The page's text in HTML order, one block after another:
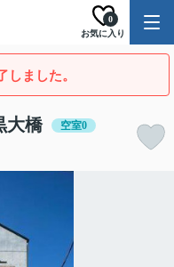
お気に入り
0
しました。
大橋 空室0